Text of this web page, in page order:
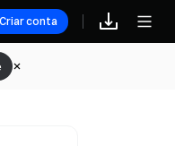
Criar conta